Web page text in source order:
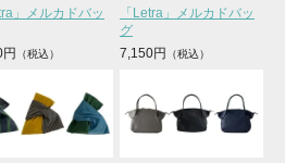
」メルカドバッ
「Letra」メルカドバッ
グ
7,150円